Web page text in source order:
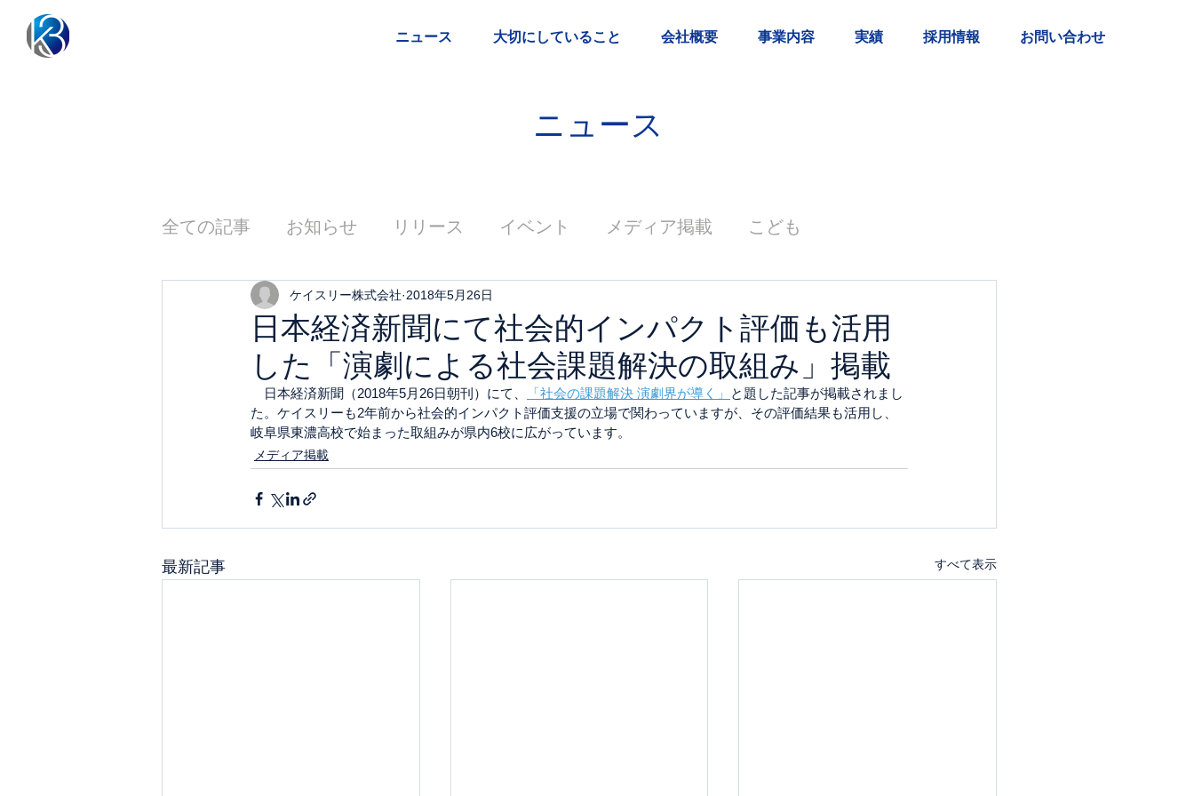
ニュース 大切にしていること 会社概要 事業内容 実績 採用情報 お問い合わせ
ニュース
全ての記事 お知らせ リリース イベント メディア掲載 こども
日本経済新聞にて社会的インパクト評価も活用
した「演劇による社会課題解決の取組み」掲載
ケイスリー株式会社 2018年5月26日
日本経済新聞（2018年5月26日朝刊）にて、 「社会の課題解決 演劇界が導く」
と題した記事が掲載されまし
た。ケイスリーも2年前から社会的インパクト評価支援の立場で関わっていますが、その評価結果も活用し、
岐阜県東濃高校で始まった取組みが県内6校に広がっています。
メディア掲載
最新記事 すべて表示